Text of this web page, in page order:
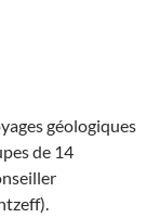
géologiques
de 14